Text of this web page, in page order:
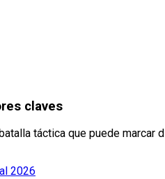
claves
táctica que puede marcar
2026